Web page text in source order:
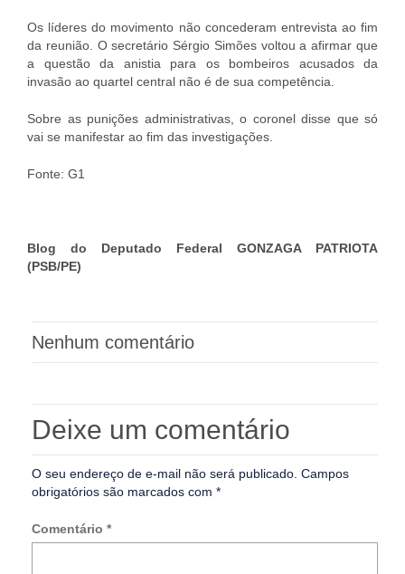
Os líderes do movimento não concederam entrevista ao fim
da reunião. O secretário Sérgio Simões voltou a afirmar que
a questão da anistia para os bombeiros acusados da
invasão ao quartel central não é de sua competência.
Sobre as punições administrativas, o coronel disse que só
vai se manifestar ao fim das investigações.
Fonte: G1
Blog do Deputado Federal GONZAGA PATRIOTA
(PSB/PE)
Nenhum comentário
Deixe um comentário
O seu endereço de e-mail não será publicado. Campos
obrigatórios são marcados com *
Comentário *